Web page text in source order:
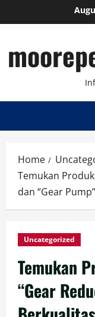
to
Home
Temukan
dan “Gear
Uncategorized
Temukan
“Gear